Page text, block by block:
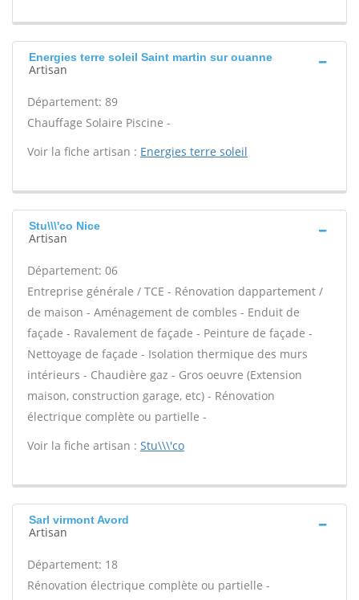
Energies terre soleil Saint martin sur ouanne
Artisan
Département: 89
Chauffage Solaire Piscine -
Voir la fiche artisan : Energies terre soleil
Stu\\\'co Nice
Artisan
Département: 06
Entreprise générale / TCE - Rénovation dappartement /
de maison - Aménagement de combles - Enduit de
façade - Ravalement de façade - Peinture de façade -
Nettoyage de façade - Isolation thermique des murs
intérieurs - Chaudière gaz - Gros oeuvre (Extension
maison, construction garage, etc) - Rénovation
électrique complète ou partielle -
Voir la fiche artisan : Stu\\\'co
Sarl virmont Avord
Artisan
Département: 18
Rénovation électrique complète ou partielle -